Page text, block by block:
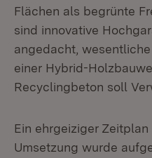
Flächen als begrünte
sind innovative
angedacht,
einer Hybrid-
Recyclingbeton soll
Ein ehrgeiziger
Umsetzung wurde